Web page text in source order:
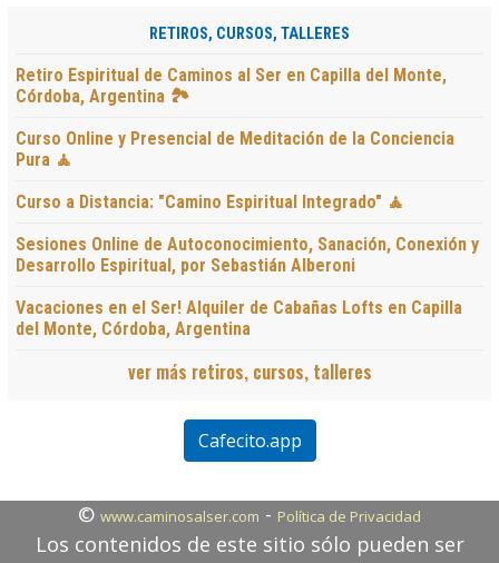
RETIROS, CURSOS, TALLERES
Retiro Espiritual de Caminos al Ser en Capilla del Monte,
Córdoba, Argentina 🏞️
Curso Online y Presencial de Meditación de la Conciencia
Pura 🧘
Curso a Distancia: "Camino Espiritual Integrado" 🧘
Sesiones Online de Autoconocimiento, Sanación, Conexión y
Desarrollo Espiritual, por Sebastián Alberoni
Vacaciones en el Ser! Alquiler de Cabañas Lofts en Capilla
del Monte, Córdoba, Argentina
ver más retiros, cursos, talleres
Cafecito.app
© www.caminosalser.com - Política de Privacidad
Los contenidos de este sitio sólo pueden ser